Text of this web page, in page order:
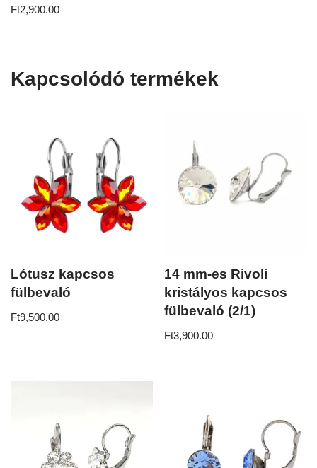
Ft2,900.00
Kapcsolódó termékek
Lótusz kapcsos
fülbevaló
Ft9,500.00
14 mm-es Rivoli
kristályos kapcsos
fülbevaló (2/1)
Ft3,900.00